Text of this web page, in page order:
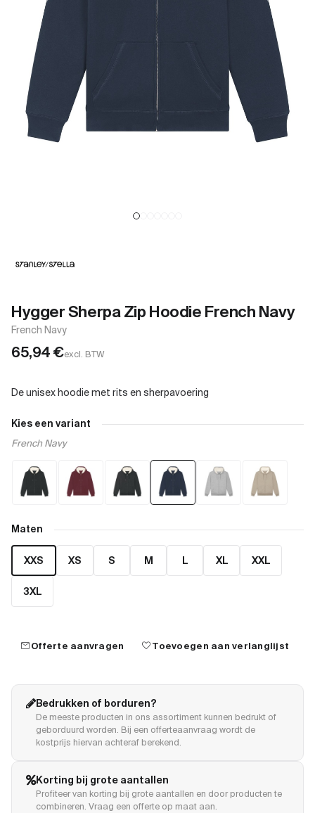
Hygger Sherpa Zip Hoodie French Navy
French Navy
65,94€excl. BTW
Kies een variant
French Navy
Maten
XXS XS S M L XL XXL
3XL
mailOfferte aanvragen favoriteToevoegen aan verlanglijst
Bedrukken of borduren?
De meeste producten in ons assortiment kunnen bedrukt of
geborduurd worden. Bij een offerteaanvraag wordt de
kostprijs hiervan achteraf berekend.
Korting bij grote aantallen
Profiteer van korting bij grote aantallen en door producten te
combineren. Vraag een offerte op maat aan.